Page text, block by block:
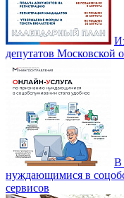
депутатов Московской
В
нуждающимися в
сервисов